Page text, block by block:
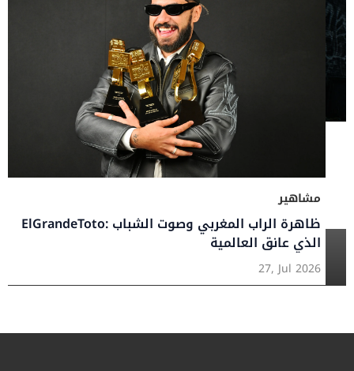
مشاهير
ElGrandeToto: ظاهرة الراب المغربي وصوت الشباب
الذي عانق العالمية
27, Jul 2026